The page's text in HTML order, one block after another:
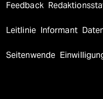
Feedback
Leitlinie Informant
Seitenwende